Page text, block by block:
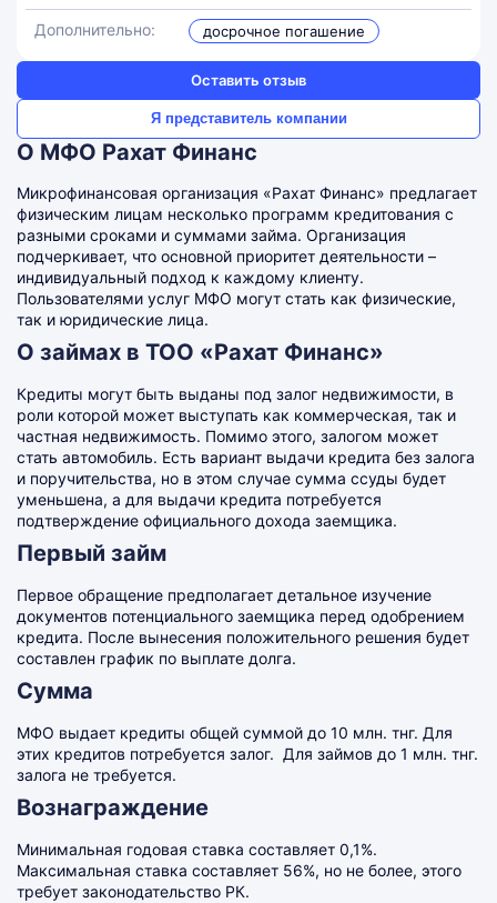
Дополнительно: досрочное погашение
Оставить отзыв
Я представитель компании
О МФО Рахат Финанс
Микрофинансовая организация «Рахат Финанс» предлагает
физическим лицам несколько программ кредитования с
разными сроками и суммами займа. Организация
подчеркивает, что основной приоритет деятельности –
индивидуальный подход к каждому клиенту.
Пользователями услуг МФО могут стать как физические,
так и юридические лица.
О займах в ТОО «Рахат Финанс»
Кредиты могут быть выданы под залог недвижимости, в
роли которой может выступать как коммерческая, так и
частная недвижимость. Помимо этого, залогом может
стать автомобиль. Есть вариант выдачи кредита без залога
и поручительства, но в этом случае сумма ссуды будет
уменьшена, а для выдачи кредита потребуется
подтверждение официального дохода заемщика.
Первый займ
Первое обращение предполагает детальное изучение
документов потенциального заемщика перед одобрением
кредита. После вынесения положительного решения будет
составлен график по выплате долга.
Сумма
МФО выдает кредиты общей суммой до 10 млн. тнг. Для
этих кредитов потребуется залог. Для займов до 1 млн. тнг.
залога не требуется.
Вознаграждение
Минимальная годовая ставка составляет 0,1%.
Максимальная ставка составляет 56%, но не более, этого
требует законодательство РК.